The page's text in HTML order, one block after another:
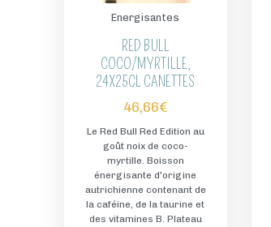
Energisantes
RED BULL
COCO/MYRTILLE,
24X25CL CANETTES
46,66€
Le Red Bull Red Edition au
goût noix de coco-
myrtille. Boisson
énergisante d'origine
autrichienne contenant de
la caféine, de la taurine et
des vitamines B. Plateau